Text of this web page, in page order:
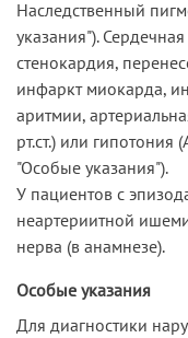
Наследственный
указания").
стенокардия,
инфаркт миокарда,
аритмии,
рт.ст.) или гипотония
"Особые указания").
У пациентов с
неартериитной
нерва (в анамнезе).
Особые указания
Для диагностики